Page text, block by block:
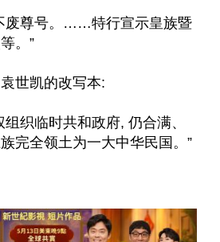
废尊号。……特行宣示皇族暨
。”
世凯的改写本:
织临时共和政府, 仍合满、
完全领土为一大中华民国。”